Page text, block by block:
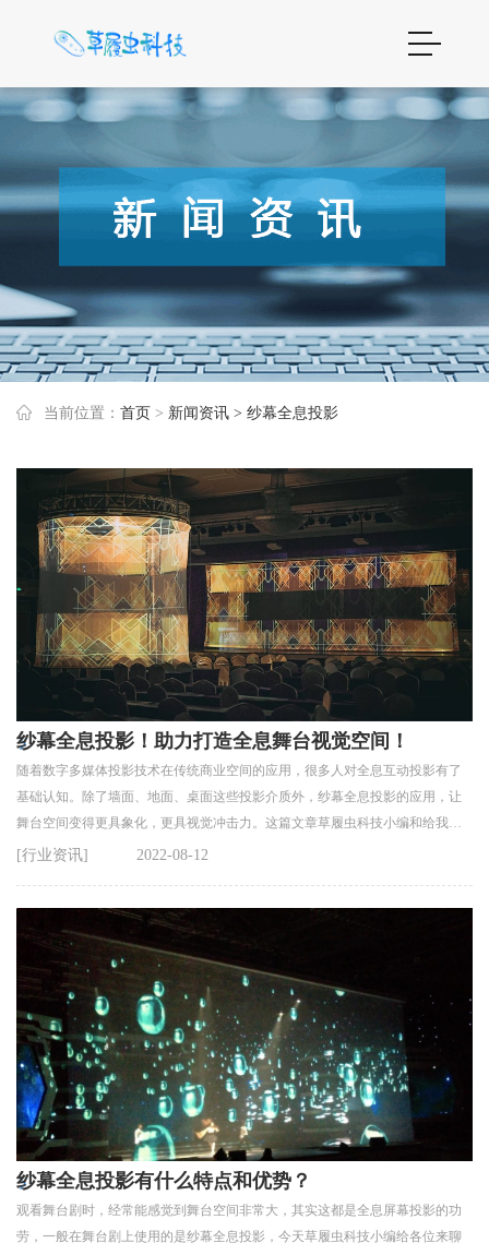
当前位置： 首页 > 新闻资讯 > 纱幕全息投影
纱幕全息投影！助力打造全息舞台视觉空间！
随着数字多媒体投影技术在传统商业空间的应用，很多人对全息互动投影有了
基础认知。除了墙面、地面、桌面这些投影介质外，纱幕全息投影的应用，让
舞台空间变得更具象化，更具视觉冲击力。这篇文章草履虫科技小编和给我聊
聊纱幕全息互动投影！
[行业资讯] 2022-08-12
纱幕全息投影有什么特点和优势？
观看舞台剧时，经常能感觉到舞台空间非常大，其实这都是全息屏幕投影的功
劳，一般在舞台剧上使用的是纱幕全息投影，今天草履虫科技小编给各位来聊